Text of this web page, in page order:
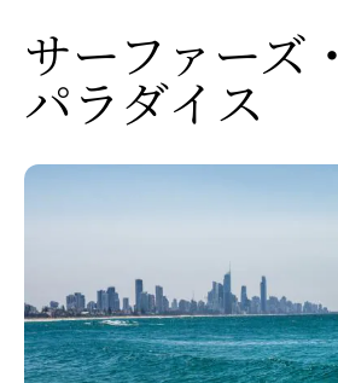
サーファーズ・​
パラダイス